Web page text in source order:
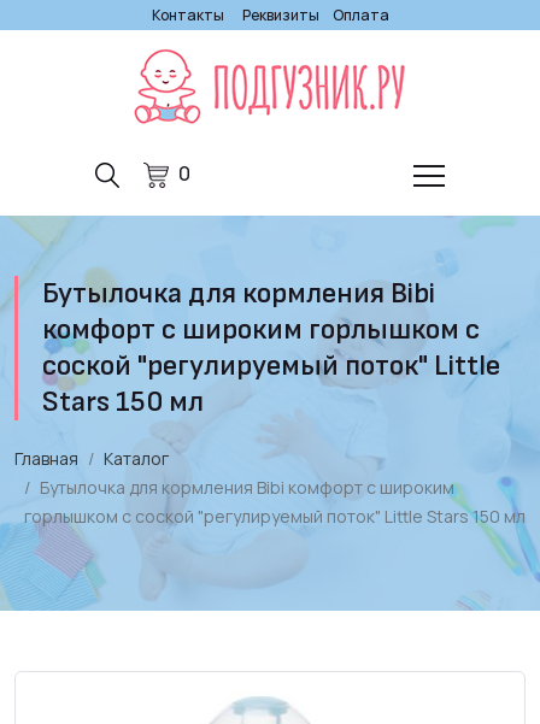
Контакты Реквизиты Оплата
0
Бутылочка для кормления Bibi
комфорт с широким горлышком с
соской "регулируемый поток" Little
Stars 150 мл
Главная
Каталог
Бутылочка для кормления Bibi комфорт с широким
горлышком с соской "регулируемый поток" Little Stars 150 мл